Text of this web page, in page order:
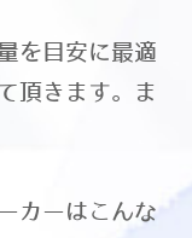
を目安に最適
頂きます。ま
カーはこんな